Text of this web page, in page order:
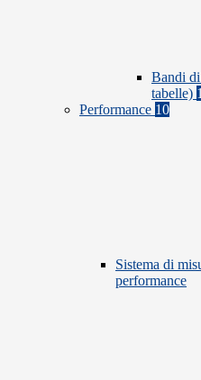
Bandi
tabelle) 1
Performance 10
Sistema di
performance